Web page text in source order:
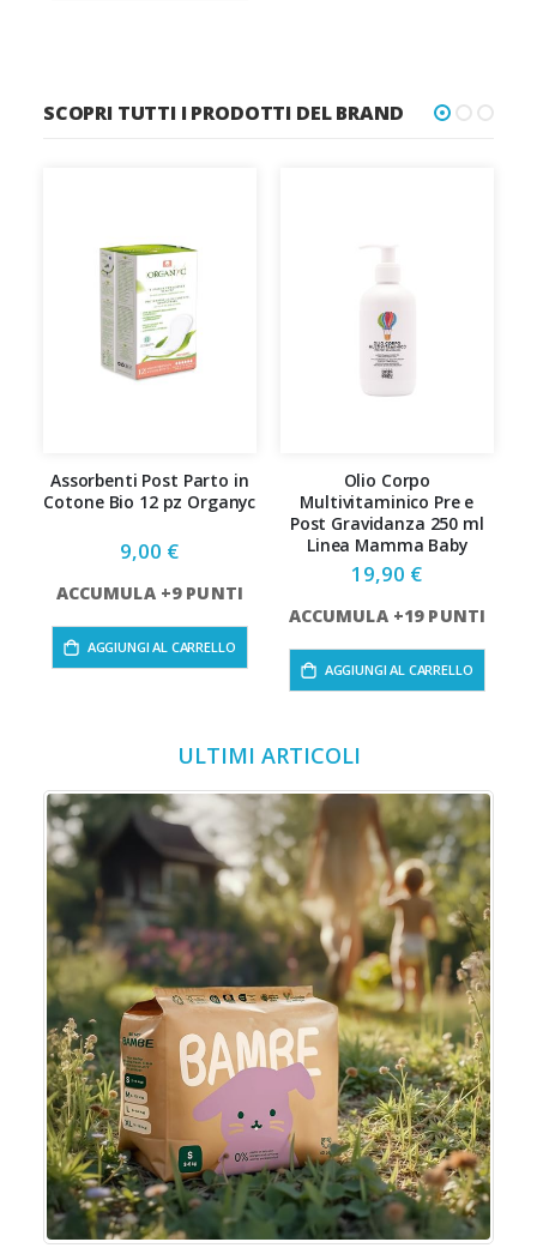
SCOPRI TUTTI I PRODOTTI DEL BRAND
Assorbenti Post Parto in
Cotone Bio 12 pz Organyc
9,00 €
ACCUMULA +9 PUNTI
AGGIUNGI AL CARRELLO
Olio Corpo
Multivitaminico Pre e
Post Gravidanza 250 ml
Linea Mamma Baby
19,90 €
ACCUMULA +19 PUNTI
AGGIUNGI AL CARRELLO
ULTIMI ARTICOLI